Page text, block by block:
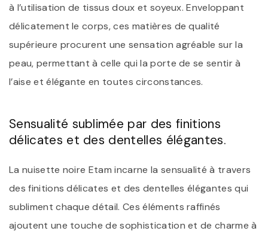
à l’utilisation de tissus doux et soyeux. Enveloppant
délicatement le corps, ces matières de qualité
supérieure procurent une sensation agréable sur la
peau, permettant à celle qui la porte de se sentir à
l’aise et élégante en toutes circonstances.
Sensualité sublimée par des finitions
délicates et des dentelles élégantes.
La nuisette noire Etam incarne la sensualité à travers
des finitions délicates et des dentelles élégantes qui
subliment chaque détail. Ces éléments raffinés
ajoutent une touche de sophistication et de charme à